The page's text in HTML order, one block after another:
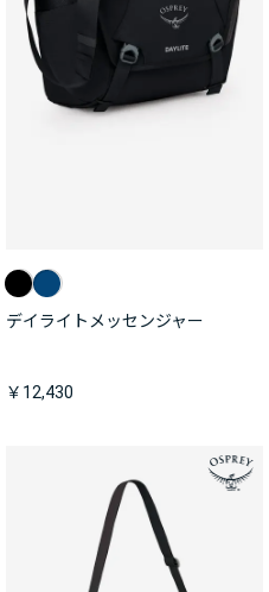
デイライトメッセンジャー
￥12,430